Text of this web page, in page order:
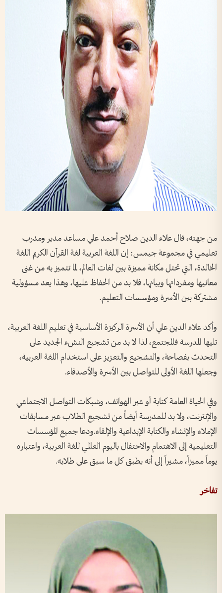
من جهته، قال علاء الدين صلاح أحمد علي مساعد مدير ومدرب
تعليمي في مجموعة جيمس: إن اللغة العربية لغة القرآن الكريم اللغة
الخالدة، التي تحتل مكانة مميزة بين لغات العالم، لما تتميز به من غنى
معانيها ومفرداتها وبيانها، فلا بد من الحفاظ عليها، وهذا يعد مسؤولية
مشتركة بين الأسرة ومؤسسات التعليم.
وأكد علاء الدين علي أن الأسرة الركيزة الأساسية في تعليم اللغة العربية،
تليها المدرسة فالمجتمع، لذا لا بد من تشجيع النشء الجديد على
التحدث بفصاحة، والتشجيع والتعزيز على استخدام اللغة العربية،
وجعلها اللغة الأولى للتواصل بين الأسرة والأصدقاء.
وفي الحياة العامة كتابة أو عبر الهواتف، وشبكات التواصل الاجتماعي
والإنترنت، ولا بد للمدرسة أيضاً من تشجيع الطلاب عبر مسابقات
الإملاء والإنشاء والكتابة الإبداعية والإلقاء.ودعا جميع المؤسسات
التعليمية إلى الاهتمام والاحتفال باليوم العالمي للغة العربية، واعتباره
يوماً مميزاً، مشيراً إلى أنه يطبق كل ما سبق على طلابه.
تفاخر